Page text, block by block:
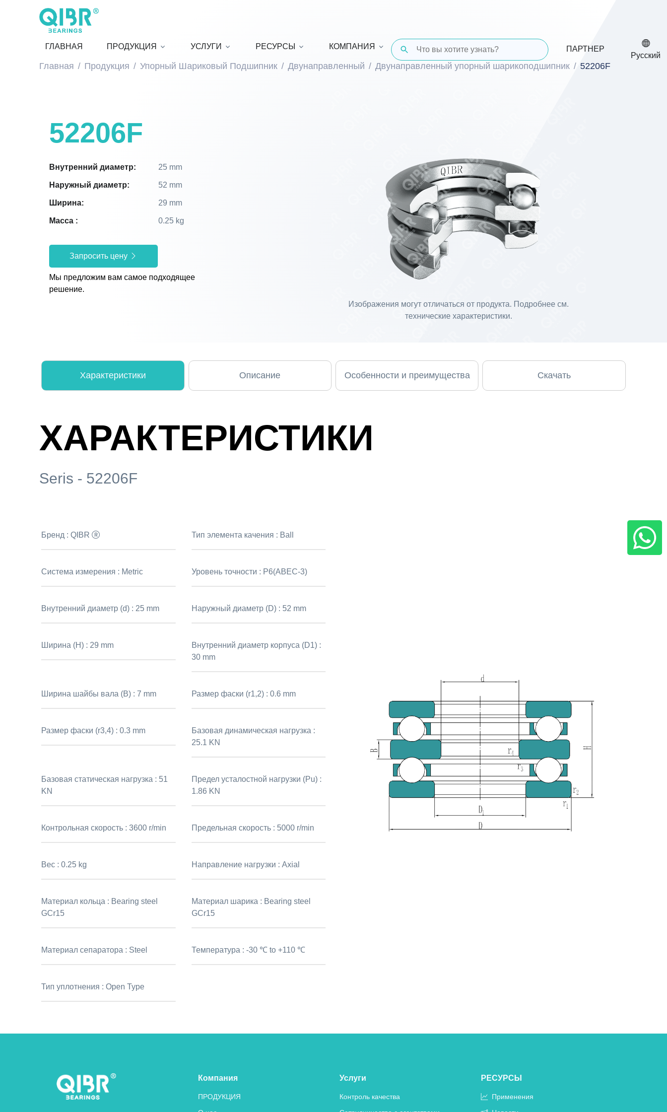
ГЛАВНАЯ ПРОДУКЦИЯ УСЛУГИ РЕСУРСЫ КОМПАНИЯ ПАРТНЕР
Русский
Главная Продукция Упорный Шариковый Подшипник Двунаправленный Двунаправленный упорный шарикоподшипник 52206F
52206F
Внутренний диаметр: 25 mm
Наружный диаметр: 52 mm
Ширина: 29 mm
Масса : 0.25 kg
Запросить цену
Мы предложим вам самое подходящее
решение.
Изображения могут отличаться от продукта. Подробнее см.
технические характеристики.
Характеристики Описание Особенности и преимущества Скачать
ХАРАКТЕРИСТИКИ
Seris - 52206F
Бренд :QIBR Тип элемента качения : Ball
Система измерения : Metric Уровень точности : P6(ABEC-3)
Внутренний диаметр (d) : 25 mm Наружный диаметр (D) : 52 mm
Ширина (H) : 29 mm
Внутренний диаметр корпуса (D1) :
30 mm
Ширина шайбы вала (B) :7 mm Размер фаски (r1,2) : 0.6 mm
Размер фаски (r3,4) :0.3 mm
Базовая динамическая нагрузка :
25.1 KN
Базовая статическая нагрузка : 51
KN
Предел усталостной нагрузки (Pu) :
1.86 KN
Контрольная скорость :3600 r/min Предельная скорость : 5000 r/min
Вес :0.25 kg Направление нагрузки : Axial
Материал кольца : Bearing steel
GCr15
Материал шарика : Bearing steel
GCr15
Материал сепаратора : Steel Температура : -30 ℃ to +110 ℃
Тип уплотнения :Open Type
Компания
ПРОДУКЦИЯ
Услуги
Контроль качества
РЕСУРСЫ
Применения